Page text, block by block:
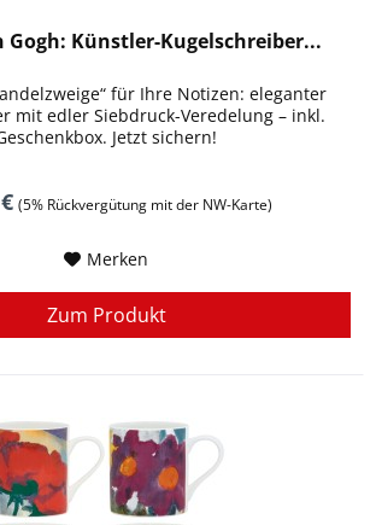
Gogh: Künstler-Kugelschreiber...
für Ihre Notizen: eleganter
mit edler Siebdruck-Veredelung – inkl.
Jetzt sichern!
(5% Rückvergütung mit der NW-Karte)
Merken
Zum Produkt